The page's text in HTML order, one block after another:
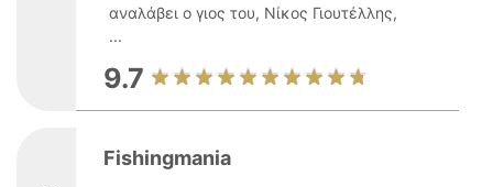
αναλάβει ο γιος του, Νίκος Γιουτέλλης,
...
9.7
Fishingmania